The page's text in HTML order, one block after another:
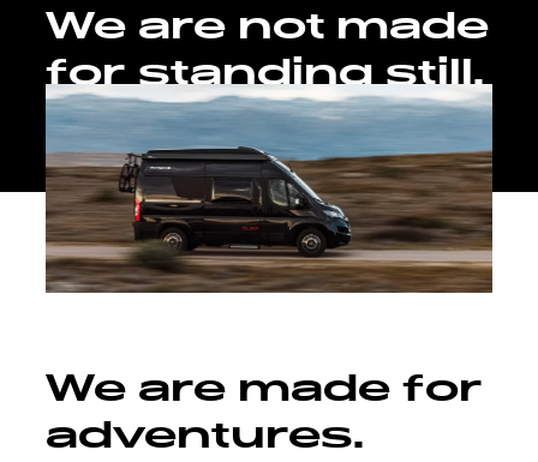
Configurador
Encuentra tu Sunlight
Búsqueda de
concesionarios
Descubrir
We are not made
for standing still.
We are made for
adventures.